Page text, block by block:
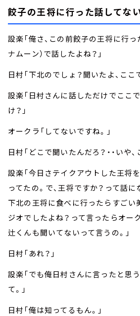
餃子の王将に行った話してな
設楽「俺さ、この前餃子の王将に行
ナムーン）で話したよね？」
日村「下北のでしょ？聞いたよ、ここ
設楽「日村さんに話しただけでここ
け？」
オークラ「してないですね。」
日村「どこで聞いたんだろ？・・いや、
設楽「今日さテイクアウトした王将
ってたの。で、王将ですか？って話
下北の王将に食べに行ったらすごい
ジオでしたよね？って言ったらオー
辻くんも聞いてないって言うの。」
日村「あれ？」
設楽「でも俺日村さんに言ったと思
て。」
日村「俺は知ってるもん。」